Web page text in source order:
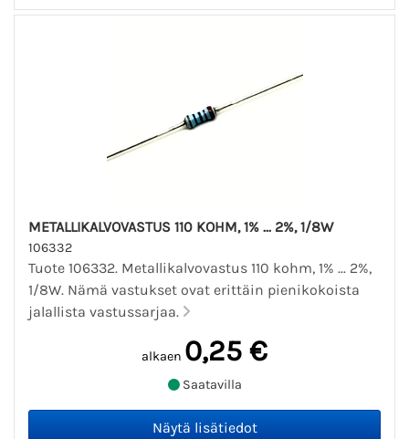
METALLIKALVOVASTUS 110 KOHM, 1% ... 2%, 1/8W
106332
Tuote 106332. Metallikalvovastus 110 kohm, 1% ... 2%,
1/8W. Nämä vastukset ovat erittäin pienikokoista
jalallista vastussarjaa.
alkaen 0,25 €
Saatavilla